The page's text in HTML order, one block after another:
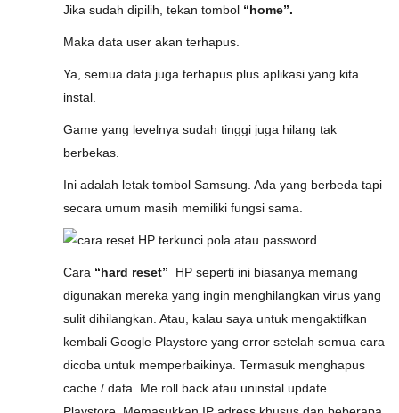
Jika sudah dipilih, tekan tombol “home”.
Maka data user akan terhapus.
Ya, semua data juga terhapus plus aplikasi yang kita
instal.
Game yang levelnya sudah tinggi juga hilang tak
berbekas.
Ini adalah letak tombol Samsung. Ada yang berbeda tapi
secara umum masih memiliki fungsi sama.
Cara “hard reset”
HP seperti ini biasanya memang
digunakan mereka yang ingin menghilangkan virus yang
sulit dihilangkan. Atau, kalau saya untuk mengaktifkan
kembali Google Playstore yang error setelah semua cara
dicoba untuk memperbaikinya. Termasuk menghapus
cache / data. Me roll back atau uninstal update